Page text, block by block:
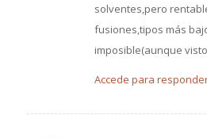
solventes,pero
fusiones,tipos más
imposible(aunque
Accede para